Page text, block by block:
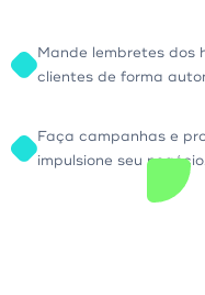
Mande lembretes dos
clientes de forma
Faça campanhas e
impulsione seu